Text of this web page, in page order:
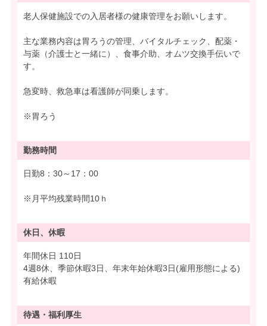
老人保健施設での入居者様の健康管理をお願いします。
主な業務内容は胃ろうの管理、バイタルチェック、配薬・
与薬（介護士と一緒に）、食事介助、オムツ交換手伝いで
す。
急変時、救急車は看護師が同乗します。
※胃ろう
勤務時間
日勤8：30～17：00
※月平均残業時間10ｈ
休日、休暇
年間休日 110日
4週8休、季節休暇3日、年末年始休暇3日(雇用形態による)
有給休暇
待遇・ 福利厚生